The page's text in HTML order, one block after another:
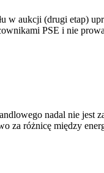
w aukcji (drugi etap)
PSE i nie
nadal nie jest
za różnicę między